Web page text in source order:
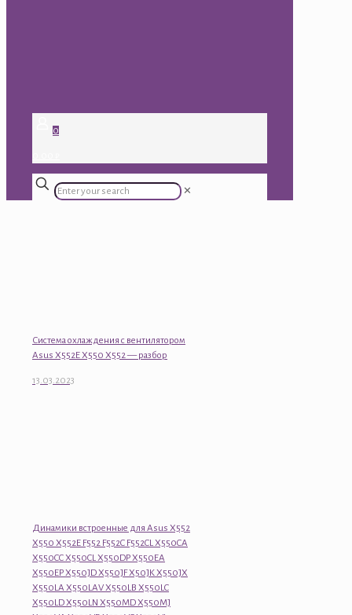
0
✕
Система охлаждения с вентилятором
Asus X552E X550 X552 — разбор
13.03.2023
Динамики встроенные для Asus X552
X550 X552E F552 F552C F552CL X550CA
X550CC X550CL X550DP X550EA
X550EP X550JD X550JF X50JK X550JX
X550LA X550LAV X550LB X550LC
X550LD X550LN X550MD X550MJ